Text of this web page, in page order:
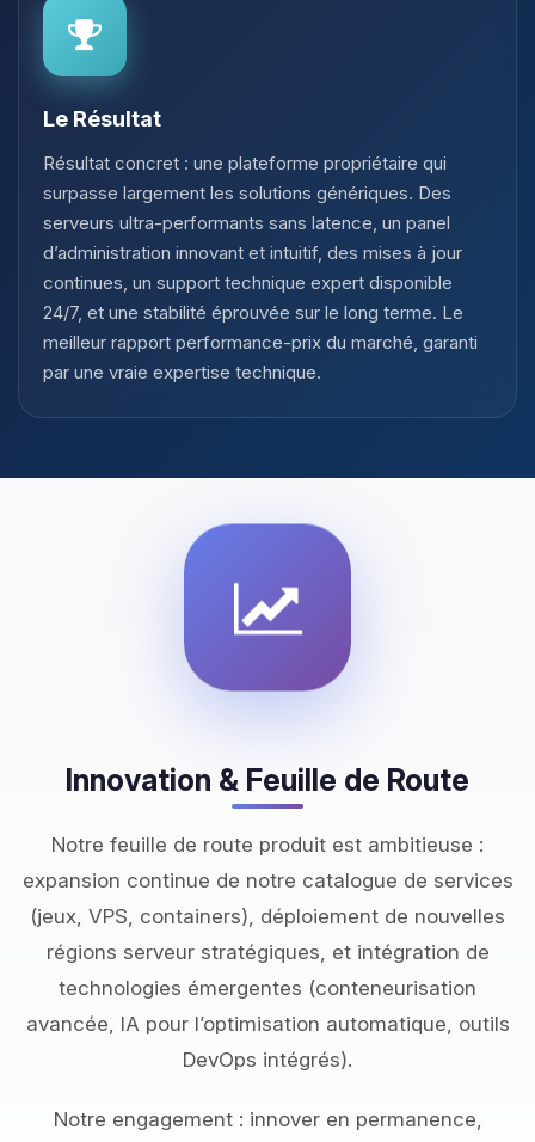
Le Résultat
Résultat concret : une plateforme propriétaire qui
surpasse largement les solutions génériques. Des
serveurs ultra-performants sans latence, un panel
d’administration innovant et intuitif, des mises à jour
continues, un support technique expert disponible
24/7, et une stabilité éprouvée sur le long terme. Le
meilleur rapport performance-prix du marché, garanti
par une vraie expertise technique.
Innovation & Feuille de Route
Notre feuille de route produit est ambitieuse :
expansion continue de notre catalogue de services
(jeux, VPS, containers), déploiement de nouvelles
régions serveur stratégiques, et intégration de
technologies émergentes (conteneurisation
avancée, IA pour l’optimisation automatique, outils
DevOps intégrés).
Notre engagement : innover en permanence,